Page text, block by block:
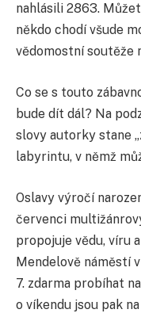
nahlásili 2863.
někdo chodí všude
vědomostní soutěže
Co se s touto
bude dít dál? Na
slovy autorky stane
labyrintu, v němž
Oslavy výročí
červenci
propojuje vědu, víru
Mendelově náměstí
7. zdarma probíhat
o víkendu jsou pak